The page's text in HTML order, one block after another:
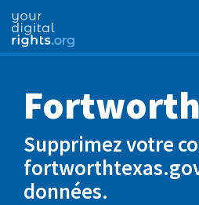
Supprimez votre
données.